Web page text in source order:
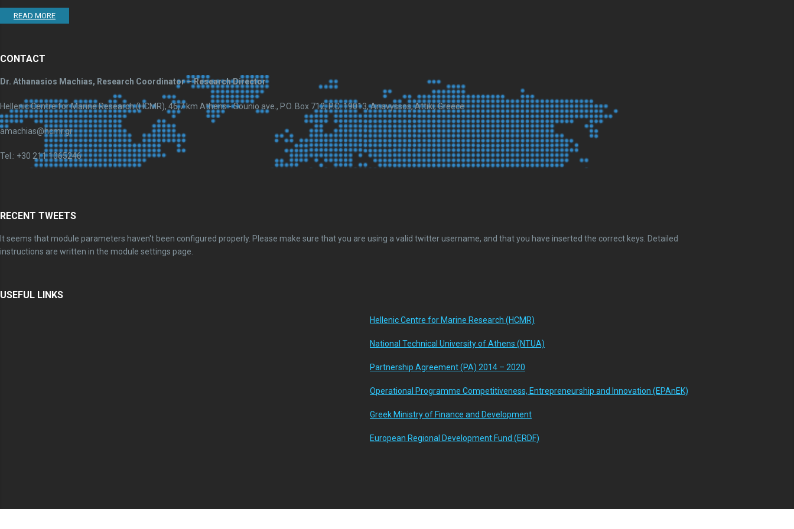
READ MORE
CONTACT
Dr. Athanasios Machias, Research Coordinator – Research Director
Hellenic Centre for Marine Research (HCMR), 46,7 km Athens - Sounio ave., P.O. Box 712, P.C. 19013, Anavyssos, Attiki, Greece
amachias@hcmr.gr
Tel.: +30 211 1065246
RECENT TWEETS
It seems that module parameters haven't been configured properly. Please make sure that you are using a valid twitter username, and that you have inserted the correct keys. Detailed
instructions are written in the module settings page.
USEFUL LINKS
Hellenic Centre for Marine Research (HCMR)
National Technical University of Athens (NTUA)
Partnership Agreement (PA) 2014 – 2020
Operational Programme Competitiveness, Entrepreneurship and Innovation (EPAnEK)
Greek Ministry of Finance and Development
European Regional Development Fund (ERDF)